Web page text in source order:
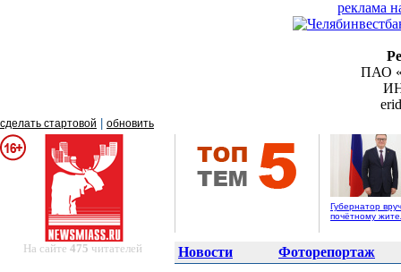
реклама
ПАО
сделать стартовой обновить
Губернатор
почётному
На сайте 475 читателей Новости Фоторепортаж